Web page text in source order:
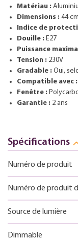
Matériau :
Dimensions : 44
Indice de
Douille : E27
Puissance
Tension : 230V
Gradable : Oui,
Compatible avec :
Fenêtre :
Garantie : 2 ans
Spécifications
Numéro de produit
Numéro de produit
Source de lumière
Dimmable